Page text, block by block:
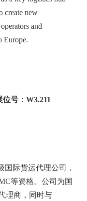
create new
and
Europe.
位号：W3.211
国际货运代理公司，
等资格。公司为国
理商，同时与